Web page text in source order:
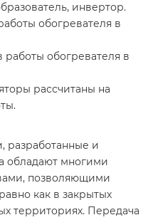
инвертор.
обогревателя в
работы обогревателя в
рассчитаны на
разработанные и
обладают многими
позволяющими
как в закрытых
территориях. Передача